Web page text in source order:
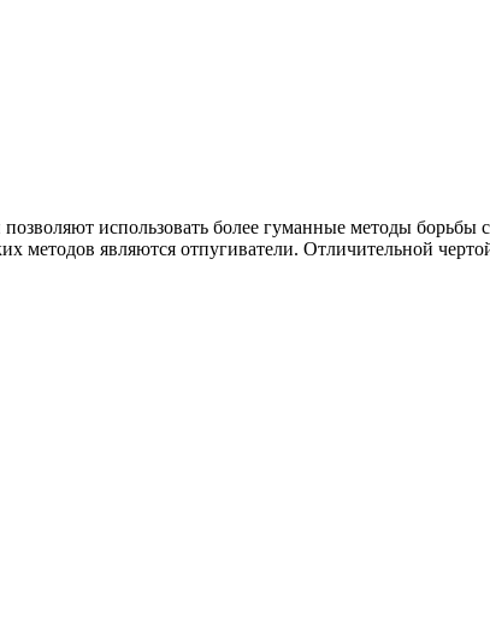
использовать более гуманные методы борьбы
методов являются отпугиватели. Отличительной